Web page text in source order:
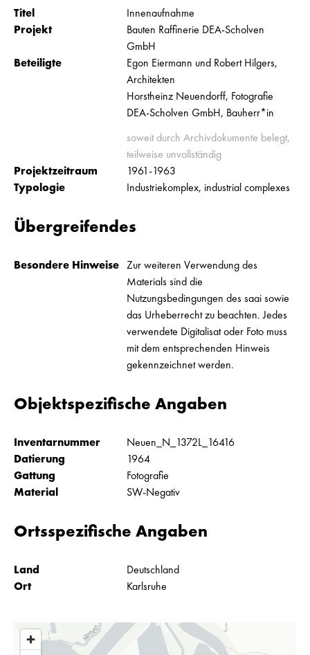
Titel
Innenaufnahme
Projekt
Bauten Raffinerie DEA-Scholven
GmbH
Beteiligte
Egon Eiermann und Robert Hilgers,
Architekten
Horstheinz Neuendorff, Fotografie
DEA-Scholven GmbH, Bauherr*in
soweit durch Archivdokumente belegt,
teilweise unvollständig
Projektzeitraum
1961-1963
Typologie
Industriekomplex, industrial complexes
Übergreifendes
Besondere Hinweise Zur weiteren Verwendung des
Materials sind die
Nutzungsbedingungen des saai sowie
das Urheberrecht zu beachten. Jedes
verwendete Digitalisat oder Foto muss
mit dem entsprechenden Hinweis
gekennzeichnet werden.
Objektspezifische Angaben
Inventarnummer
Neuen_N_1372L_16416
Datierung
1964
Gattung
Fotografie
Material
SW-Negativ
Ortsspezifische Angaben
Land
Deutschland
Ort
Karlsruhe